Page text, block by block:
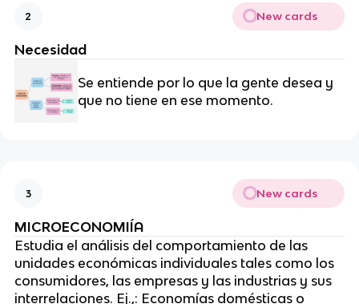
2 New cards
Necesidad
Se entiende por lo que la gente desea y
que no tiene en ese momento.
3 New cards
MICROECONOMIÍA
Estudia el análisis del comportamiento de las
unidades económicas individuales tales como los
consumidores, las empresas y las industrias y sus
interrelaciones. Ej.,: Economías domésticas o